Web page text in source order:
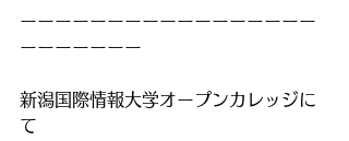
ーーーーーーーーーーーーーーーーー
ーーーーーーー
新潟国際情報大学オープンカレッジに
て